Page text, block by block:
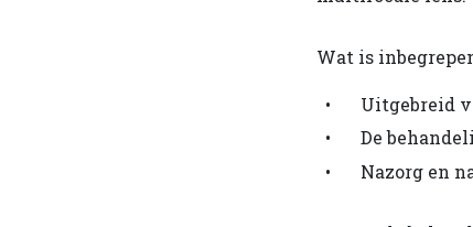
Wat is
Uitgebreid
De
Nazorg en